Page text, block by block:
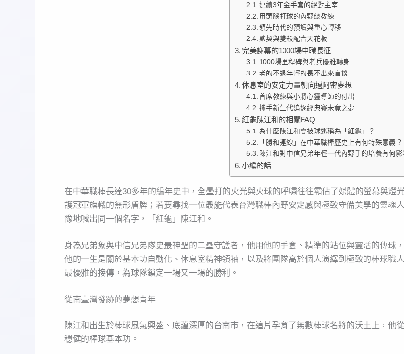
連續3年金手套的絕對主宰
用頭腦打球的內野總教練
領先時代的預讀與重心轉移
默契與雙殺配合天花板
完美謝幕的1000場中職長征
1000場里程碑與老兵優雅轉身
老的不退年輕的長不出來言談
休息室的安定力量朝向邁阿密夢想
首席教練與小將心靈導師的付出
攜手新生代追逐經典賽未竟之夢
紅龜陳江和的相關FAQ
為什麼陳江和會被球迷稱為「紅龜」？
「勝和連線」在中華職棒歷史上有何特殊意義？
陳江和對中信兄弟年輕一代內野手的培養有何影
小編的話
在中華職棒長達30多年的編年史中，全壘打的火光與火球的呼嘯往往霸佔了媒體的螢幕與燈
護冠軍旗幟的無形盾牌；若要尋找一位最能代表台灣職棒內野安定感與極致守備美學的靈魂
豫地喊出同一個名字，「紅龜」陳江和。
身為兄弟象與中信兄弟隊史最神聖的二壘守護者，他用他的手套、精準的站位與靈活的傳球
他的一生是關於基本功自動化、休息室精神領袖，以及將團隊高於個人演繹到極致的棒球職
最優雅的接傳，為球隊鎖定一場又一場的勝利。
從南臺灣發跡的夢想青年
陳江和出生於棒球風氣興盛、底蘊深厚的台南市，在這片孕育了無數棒球名將的沃土上，他
穩健的棒球基本功。